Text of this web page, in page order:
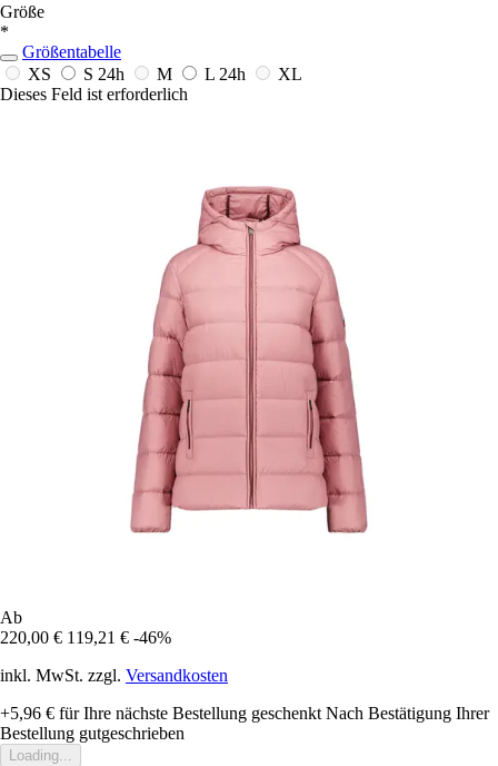
Größe
*
Größentabelle
XS
S 24h M L 24h
XL
Dieses Feld ist erforderlich
Ab
220,00 € 119,21 € -46%
inkl. MwSt. zzgl. Versandkosten
+5,96 € für Ihre nächste Bestellung geschenkt Nach Bestätigung Ihrer
Bestellung gutgeschrieben
Loading...